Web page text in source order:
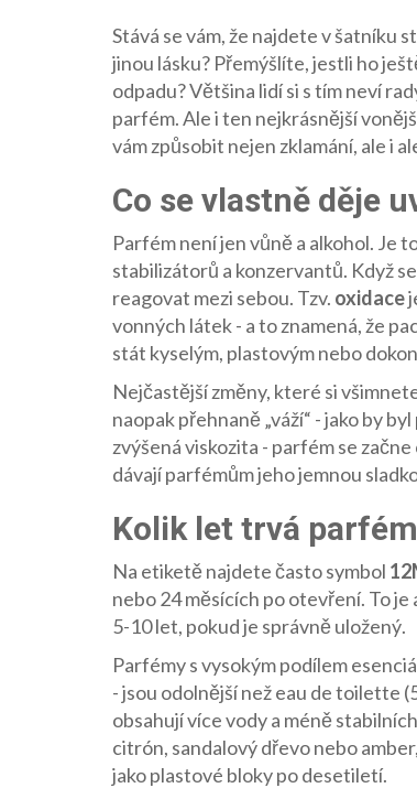
Stává se vám, že najdete v šatníku
jinou lásku? Přemýšlíte, jestli ho
odpadu? Většina lidí si s tím neví
parfém. Ale i ten nejkrásnější
vám způsobit nejen zklamání, ale i
Co se vlastně děje
Parfém není jen vůně a alkohol. Je
stabilizátorů a konzervantů. Když
reagovat mezi sebou. Tzv. oxidace
vonných látek - a to znamená, že
stát kyselým, plastovým nebo
Nejčastější změny, které si
naopak přehnaně „váží“ - jako by
zvýšená viskozita - parfém se
dávají parfémům jeho jemnou
Kolik let trvá
Na etiketě najdete často symbol
nebo 24 měsících po otevření. To
5-10 let, pokud je správně uložený.
Parfémy s vysokým podílem
- jsou odolnější než eau de toilette
obsahují více vody a méně
citrón, sandalový dřevo nebo
jako plastové bloky po desetiletí.